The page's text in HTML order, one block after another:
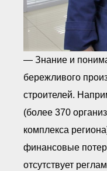
— Знание и
бережливого
строителей.
(более 370
комплекса
финансовые
отсутствует